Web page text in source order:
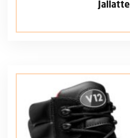
Jallatte